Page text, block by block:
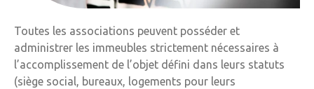
Toutes les associations peuvent posséder et
administrer les immeubles strictement nécessaires à
l’accomplissement de l’objet défini dans leurs statuts
(siège social, bureaux, logements pour leurs